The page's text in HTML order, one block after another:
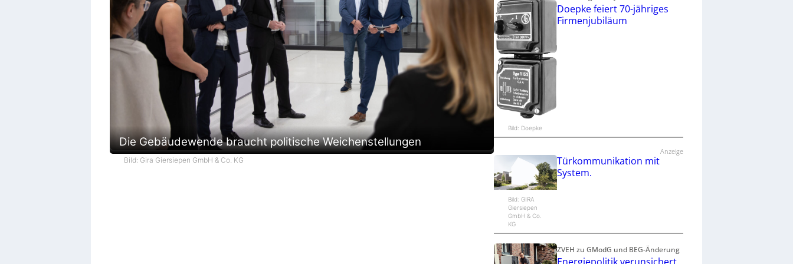
Die Gebäudewende braucht politische Weichenstellungen
Bild: Gira Giersiepen GmbH & Co. KG
Bild: Doepke
Doepke feiert 70-jähriges
Firmenjubiläum
Anzeige
Bild: GIRA
Giersiepen
GmbH & Co.
KG
Türkommunikation mit
System.
ZVEH zu GModG und BEG-Änderung